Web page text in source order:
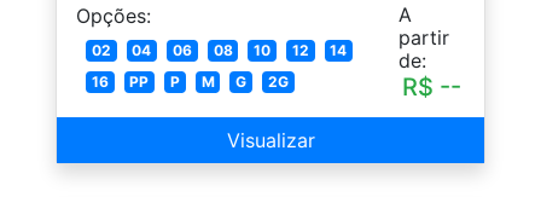
Opções:
02 04 06 08 10 12
14
16
PP P M G 2G
A
partir
de:
R$ --
Visualizar